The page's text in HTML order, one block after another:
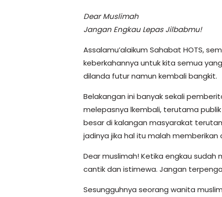
Dear Muslimah
Jangan Engkau Lepas Jilbabmu!
Assalamu’alaikum Sahabat HOTS,
keberkahannya untuk kita semua
dilanda futur namun kembali bangkit.
Belakangan ini banyak sekali
melepasnya lkembali, terutama
besar di kalangan masyarakat
jadinya jika hal itu malah
Dear muslimah! Ketika engkau
cantik dan istimewa. Jangan
Sesungguhnya seorang wanita